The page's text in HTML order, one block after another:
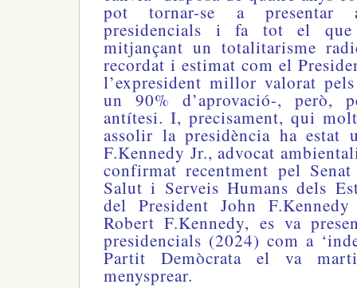
pot tornar-se a presentar
presidencials i fa tot el
mitjançant un totalitarisme
recordat i estimat com el
l’expresident millor valorat
un 90% d’aprovació-, però,
antítesi. I, precisament, qui
assolir la presidència ha estat
F.Kennedy Jr., advocat
confirmat recentment pel
Salut i Serveis Humans dels
del President John
Robert F.Kennedy, es va
presidencials (2024) com a
Partit Demòcrata el va
menysprear.